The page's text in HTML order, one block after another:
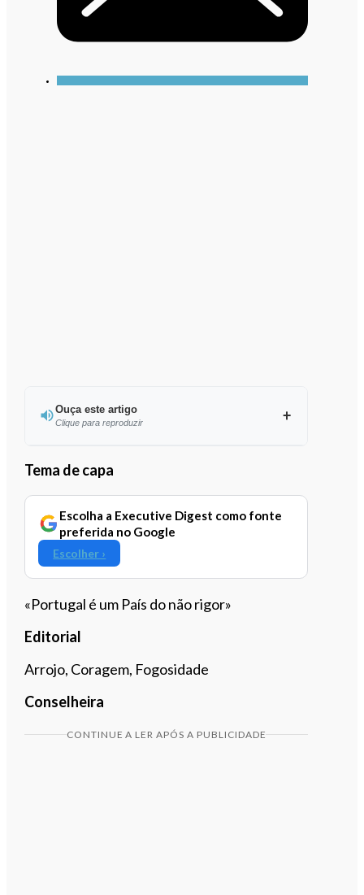
Ouça este artigo
Clique para reproduzir
/ 1:27
Tema de capa
Escolha a Executive Digest como fonte
preferida no Google
Escolher ›
«Portugal é um País do não rigor»
Editorial
Arrojo, Coragem, Fogosidade
Conselheira
CONTINUE A LER APÓS A PUBLICIDADE